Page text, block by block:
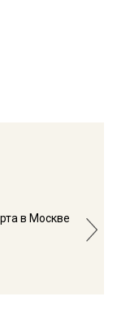
в Москве